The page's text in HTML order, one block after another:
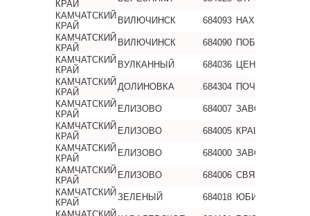
КРАЙ
КАМЧАТСКИЙ
КРАЙ
ВИЛЮЧИНСК 684093 НАХИМОВА
КАМЧАТСКИЙ
КРАЙ
ВИЛЮЧИНСК 684090 ПОБЕДЫ
КАМЧАТСКИЙ
КРАЙ
ВУЛКАННЫЙ 684036 ЦЕНТРАЛЬНАЯ
КАМЧАТСКИЙ
КРАЙ
ДОЛИНОВКА 684304 ПОЧТОВАЯ
КАМЧАТСКИЙ
КРАЙ
ЕЛИЗОВО 684007 ЗАВОЙКО
КАМЧАТСКИЙ
КРАЙ
ЕЛИЗОВО 684005
КАМЧАТСКИЙ
КРАЙ
ЕЛИЗОВО 684000 ЗАВОЙКО
КАМЧАТСКИЙ
КРАЙ
ЕЛИЗОВО 684006 СВЯЗИ
КАМЧАТСКИЙ
КРАЙ
ЗЕЛЕНЫЙ 684018 ЮБИЛЕЙНАЯ
КАМЧАТСКИЙ